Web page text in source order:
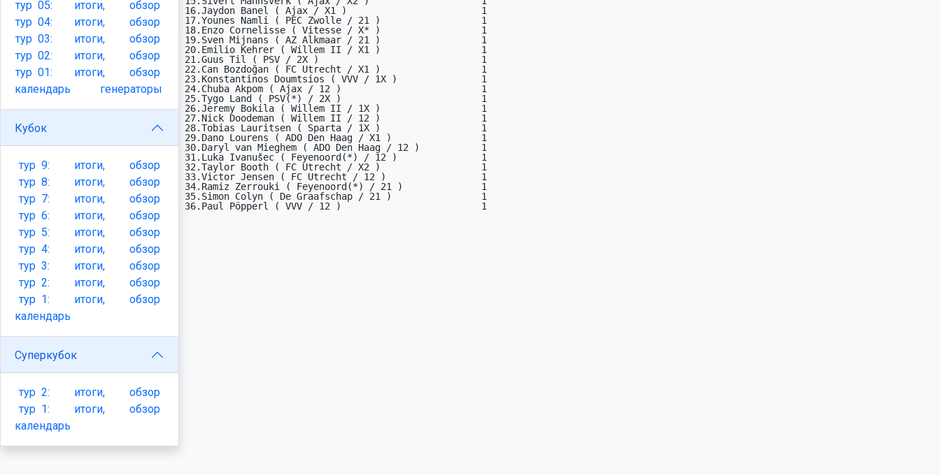
тур 05: итоги,
обзор
тур 04: итоги,
обзор
тур 03: итоги,
обзор
тур 02: итоги,
обзор
тур 01: итоги,
обзор
календарь
генераторы
Кубок
тур9: итоги,
обзор
тур8: итоги,
обзор
тур7: итоги,
обзор
тур6: итоги,
обзор
тур5: итоги,
обзор
тур4: итоги,
обзор
тур3: итоги,
обзор
тур2: итоги,
обзор
тур1: итоги,
обзор
календарь
Суперкубок
тур2: итоги,
обзор
тур1: итоги,
обзор
календарь
16.Jaydon Banel ( Ajax / X1 )                        1
17.Younes Namli ( PEC Zwolle / 21 )                  1
18.Enzo Cornelisse ( Vitesse / X* )                  1
19.Sven Mijnans ( AZ Alkmaar / 21 )                  1
20.Emilio Kehrer ( Willem II / X1 )                  1
21.Guus Til ( PSV / 2X )                             1
22.Can Bozdoğan ( FC Utrecht / X1 )                  1
23.Konstantinos Doumtsios ( VVV / 1X )               1
24.Chuba Akpom ( Ajax / 12 )                         1
25.Tygo Land ( PSV(*) / 2X )                         1
26.Jeremy Bokila ( Willem II / 1X )                  1
27.Nick Doodeman ( Willem II / 12 )                  1
28.Tobias Lauritsen ( Sparta / 1X )                  1
29.Dano Lourens ( ADO Den Haag / X1 )                1
30.Daryl van Mieghem ( ADO Den Haag / 12 )           1
31.Luka Ivanušec ( Feyenoord(*) / 12 )               1
32.Taylor Booth ( FC Utrecht / X2 )                  1
33.Victor Jensen ( FC Utrecht / 12 )                 1
34.Ramiz Zerrouki ( Feyenoord(*) / 21 )              1
35.Simon Colyn ( De Graafschap / 21 )                1
36.Paul Pöpperl ( VVV / 12 )                         1